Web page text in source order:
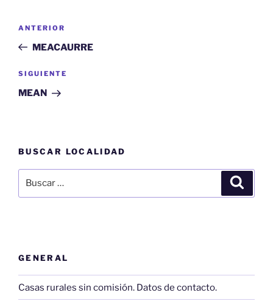
entradas
Entrada
anterior:
ANTERIOR
MEACAURRE
Siguiente
entrada
SIGUIENTE
MEAN
BUSCAR LOCALIDAD
por:
GENERAL
Casas rurales sin comisión. Datos de contacto.